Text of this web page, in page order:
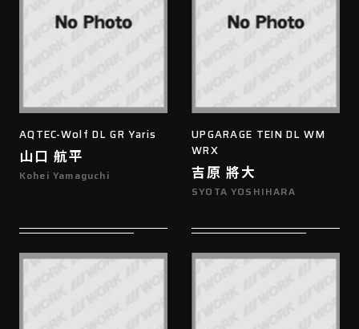
AQTEC-Wolf DL GR Yaris
山口 航平
Kohei Yamaguchi
UPGARAGE TEIN DL WM
WRX
吉原 將大
SYOTA YOSHIHARA